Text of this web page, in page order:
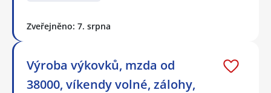
Zveřejněno: 7. srpna
Výroba výkovků, mzda od
38000, víkendy volné, zálohy,